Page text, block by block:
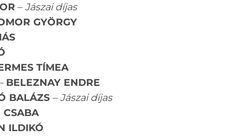
– Jászai díjas
GYÖRGY
TÍMEA
BELEZNAY ENDRE
BALÁZS – Jászai díjas
CSABA
ILDIKÓ